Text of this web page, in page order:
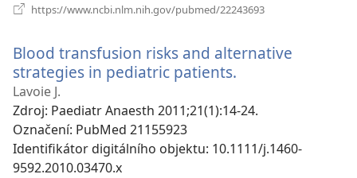
https://www.ncbi.nlm.nih.gov/pubmed/22243693
Blood transfusion risks and alternative
strategies in pediatric patients.
okno)
Lavoie J.
Zdroj‎: Paediatr Anaesth 2011;21(1):14-24.
Označení‎: PubMed 21155923
Identifikátor digitálního objektu‎: 10.1111/j.1460-
9592.2010.03470.x